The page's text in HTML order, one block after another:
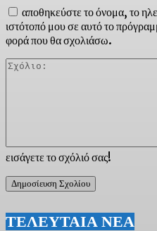
εισάγετε το σχόλιό σας!
αποθηκεύστε το όνομα, το
ιστότοπό μου σε αυτό το
φορά που θα σχολιάσω.
ΤΕΛΕΥΤΑΙΑ ΝΕΑ